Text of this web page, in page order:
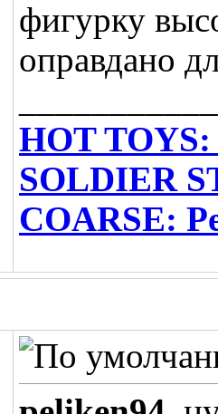
фигурку
оправдано
HOT TOYS:
SOLDIER
COARSE: